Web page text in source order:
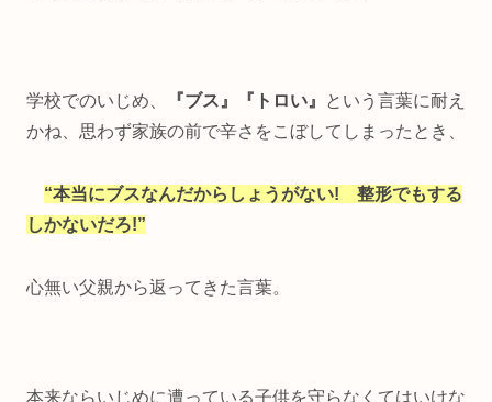
学校でのいじめ、 『ブス』『トロい』
という言葉に耐え
かね、思わず家族の前で辛さをこぼしてしまったとき、
“本当にブスなんだからしょうがない! 整形でもする
しかないだろ!”
心無い父親から返ってきた言葉。
本来ならいじめに遭っている子供を守らなくてはいけな